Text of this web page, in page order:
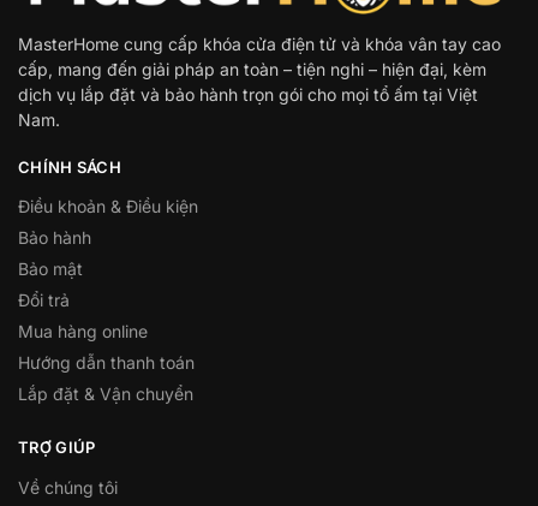
MasterHome cung cấp khóa cửa điện tử và khóa vân tay cao
cấp, mang đến giải pháp an toàn – tiện nghi – hiện đại, kèm
dịch vụ lắp đặt và bảo hành trọn gói cho mọi tổ ấm tại Việt
Nam.
CHÍNH SÁCH
Điều khoản & Điều kiện
Bảo hành
Bảo mật
Đổi trả
Mua hàng online
Hướng dẫn thanh toán
Lắp đặt & Vận chuyển
TRỢ GIÚP
Về chúng tôi